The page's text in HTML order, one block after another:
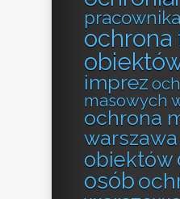
ochrona
imprez
masowych
ochrona
warszawa
obiektów
osób